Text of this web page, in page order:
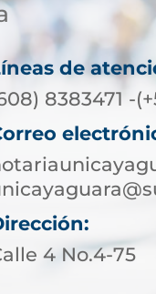
de
8383471 -
4 No.4-75